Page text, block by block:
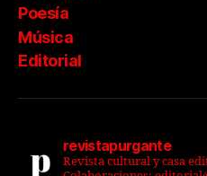
Poesía
Música
Editorial
revistapurgante
Revista cultural y casa